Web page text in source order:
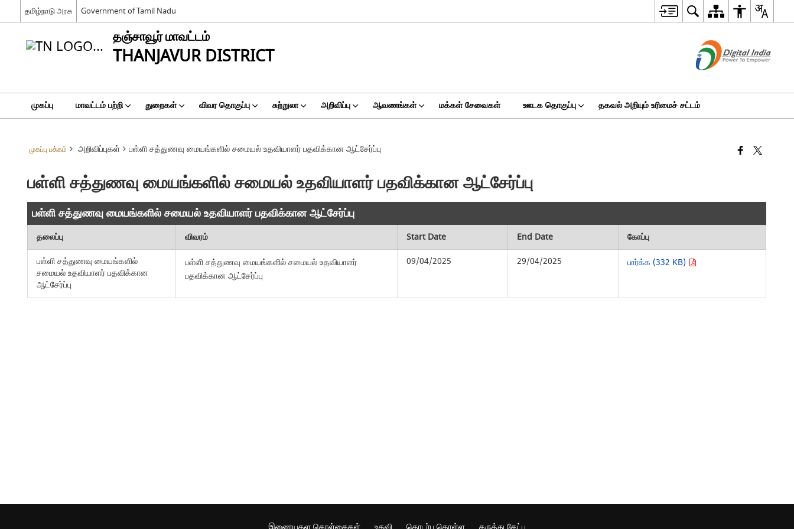
தமிழ்நாடு அரசு Government of Tamil Nadu
தஞ்சாவூர் மாவட்டம்
THANJAVUR DISTRICT
முகப்பு மாவட்டம் பற்றி துறைகள் விவர தொகுப்பு சுற்றுலா அறிவிப்பு ஆவணங்கள் மக்கள் சேவைகள் ஊடக தொகுப்பு தகவல் அறியும் உரிமைச் சட்டம்
முகப்பு பக்கம் அறிவிப்புகள் பள்ளி சத்துணவு மையங்களில் சமையல் உதவியாளர் பதவிக்கான ஆட்சேர்ப்பு
பள்ளி சத்துணவு மையங்களில் சமையல் உதவியாளர் பதவிக்கான ஆட்சேர்ப்பு
பள்ளி சத்துணவு மையங்களில் சமையல் உதவியாளர் பதவிக்கான ஆட்சேர்ப்பு
தலைப்பு விவரம் Start Date End Date
கோப்பு
பள்ளி சத்துணவு மையங்களில்
சமையல் உதவியாளர் பதவிக்கான
ஆட்சேர்ப்பு
பள்ளி சத்துணவு மையங்களில் சமையல் உதவியாளர்
பதவிக்கான ஆட்சேர்ப்பு
09/04/2025 29/04/2025 பார்க்க (332 KB)